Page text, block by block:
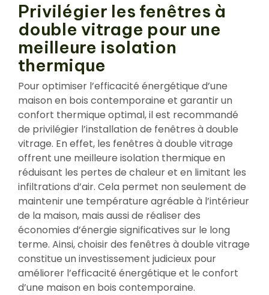
Privilégier les fenêtres à
double vitrage pour une
meilleure isolation
thermique
Pour optimiser l’efficacité énergétique d’une
maison en bois contemporaine et garantir un
confort thermique optimal, il est recommandé
de privilégier l’installation de fenêtres à double
vitrage. En effet, les fenêtres à double vitrage
offrent une meilleure isolation thermique en
réduisant les pertes de chaleur et en limitant les
infiltrations d’air. Cela permet non seulement de
maintenir une température agréable à l’intérieur
de la maison, mais aussi de réaliser des
économies d’énergie significatives sur le long
terme. Ainsi, choisir des fenêtres à double vitrage
constitue un investissement judicieux pour
améliorer l’efficacité énergétique et le confort
d’une maison en bois contemporaine.